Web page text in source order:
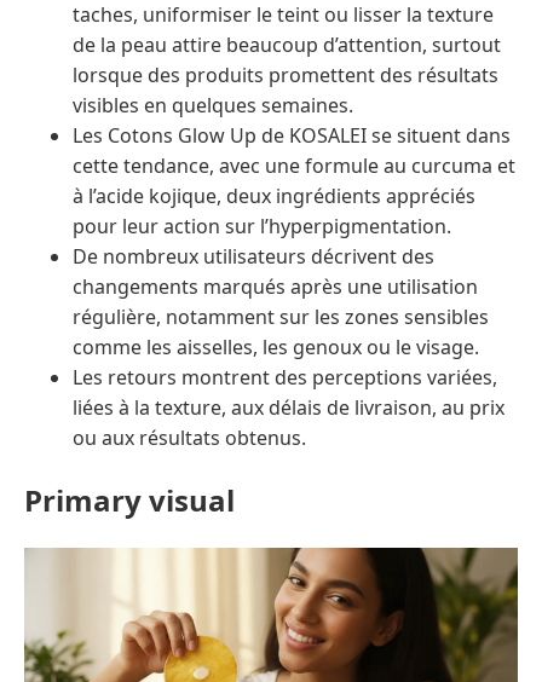
taches, uniformiser le teint ou lisser la texture
de la peau attire beaucoup d’attention, surtout
lorsque des produits promettent des résultats
visibles en quelques semaines.
Les Cotons Glow Up de KOSALEI se situent dans
cette tendance, avec une formule au curcuma et
à l’acide kojique, deux ingrédients appréciés
pour leur action sur l’hyperpigmentation.
De nombreux utilisateurs décrivent des
changements marqués après une utilisation
régulière, notamment sur les zones sensibles
comme les aisselles, les genoux ou le visage.
Les retours montrent des perceptions variées,
liées à la texture, aux délais de livraison, au prix
ou aux résultats obtenus.
Primary visual